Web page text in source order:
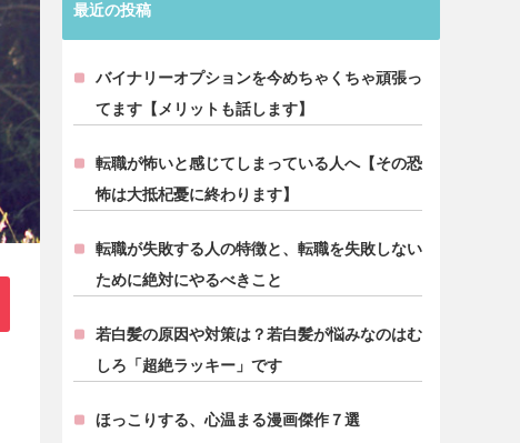
最近の投稿
バイナリーオプションを今めちゃくちゃ頑張っ
てます【メリットも話します】
転職が怖いと感じてしまっている人へ【その恐
怖は大抵杞憂に終わります】
転職が失敗する人の特徴と、転職を失敗しない
ために絶対にやるべきこと
若白髪の原因や対策は？若白髪が悩みなのはむ
しろ「超絶ラッキー」です
ほっこりする、心温まる漫画傑作７選